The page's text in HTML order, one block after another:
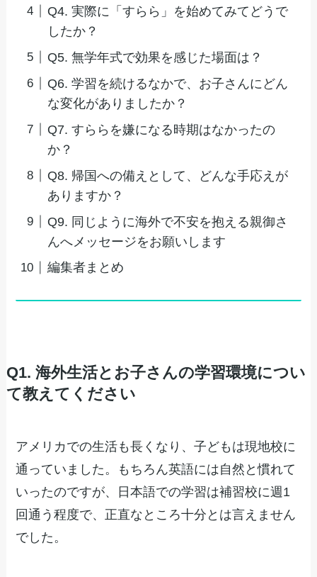
Q4. 実際に「すらら」を始めてみてどうで
したか？
Q5. 無学年式で効果を感じた場面は？
Q6. 学習を続けるなかで、お子さんにどん
な変化がありましたか？
Q7. すららを嫌になる時期はなかったの
か？
Q8. 帰国への備えとして、どんな手応えが
ありますか？
Q9. 同じように海外で不安を抱える親御さ
んへメッセージをお願いします
編集者まとめ
Q1. 海外生活とお子さんの学習環境につい
て教えてください
アメリカでの生活も長くなり、子どもは現地校に
通っていました。もちろん英語には自然と慣れて
いったのですが、日本語での学習は補習校に週1
回通う程度で、正直なところ十分とは言えません
でした。